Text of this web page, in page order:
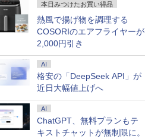
本日みつけたお買い得品
熱風で揚げ物を調理する
COSORIのエアフライヤーが
2,000円引き
AI
格安の「DeepSeek API」が
近日大幅値上げへ
AI
ChatGPT、無料プランもテ
キストチャットが無制限に。